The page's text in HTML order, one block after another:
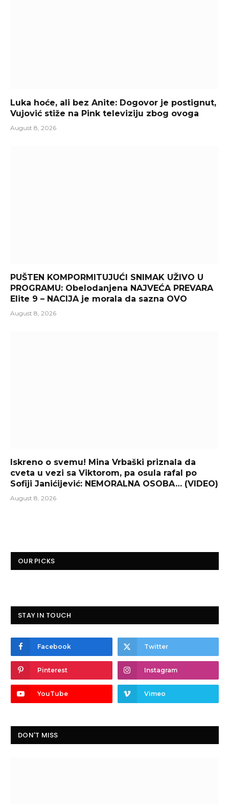
Luka hoće, ali bez Anite: Dogovor je postignut,
Vujović stiže na Pink televiziju zbog ovoga
August 8, 2026
PUŠTEN KOMPORMITUJUĆI SNIMAK UŽIVO U
PROGRAMU: Obelodanjena NAJVEĆA PREVARA
Elite 9 – NACIJA je morala da sazna OVO
August 8, 2026
Iskreno o svemu! Mina Vrbaški priznala da
cveta u vezi sa Viktorom, pa osula rafal po
Sofiji Janićijević: NEMORALNA OSOBA… (VIDEO)
August 8, 2026
OUR PICKS
STAY IN TOUCH
Facebook Twitter
Pinterest Instagram
YouTube Vimeo
DON'T MISS